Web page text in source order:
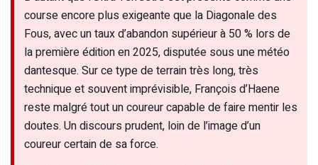
course encore plus exigeante que la Diagonale des
Fous, avec un taux d’abandon supérieur à 50 % lors de
la première édition en 2025, disputée sous une météo
dantesque. Sur ce type de terrain très long, très
technique et souvent imprévisible, François d’Haene
reste malgré tout un coureur capable de faire mentir les
doutes. Un discours prudent, loin de l’image d’un
coureur certain de sa force.